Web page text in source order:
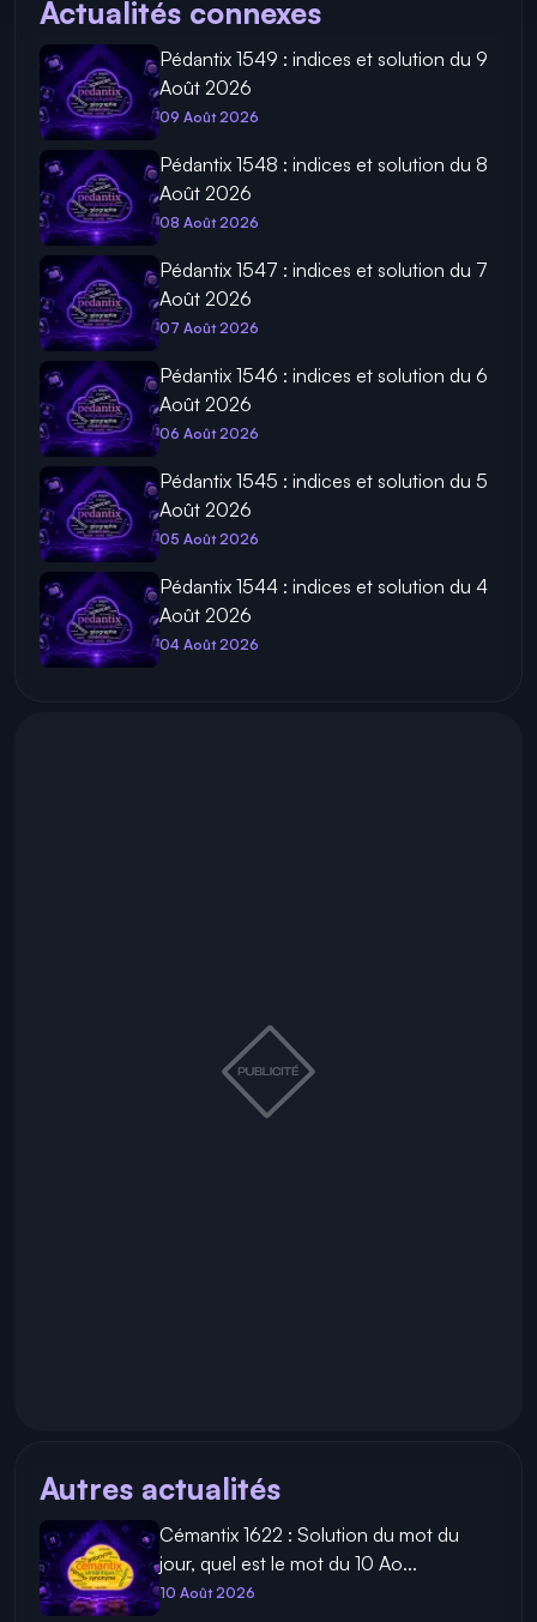
Actualités connexes
Pédantix 1549 : indices et solution du 9
Août 2026
09 Août 2026
Pédantix 1548 : indices et solution du 8
Août 2026
08 Août 2026
Pédantix 1547 : indices et solution du 7
Août 2026
07 Août 2026
Pédantix 1546 : indices et solution du 6
Août 2026
06 Août 2026
Pédantix 1545 : indices et solution du 5
Août 2026
05 Août 2026
Pédantix 1544 : indices et solution du 4
Août 2026
04 Août 2026
Autres actualités
Cémantix 1622 : Solution du mot du
jour, quel est le mot du 10 Ao...
10 Août 2026